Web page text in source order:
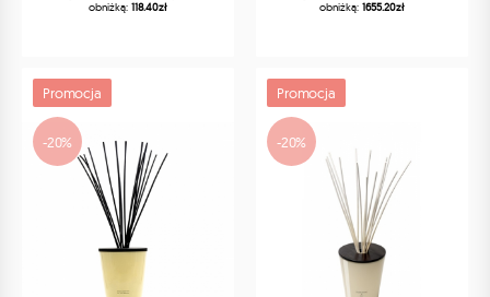
obniżką: 118.40zł
obniżką: 1655.20zł
Promocja
-20%
Promocja
-20%